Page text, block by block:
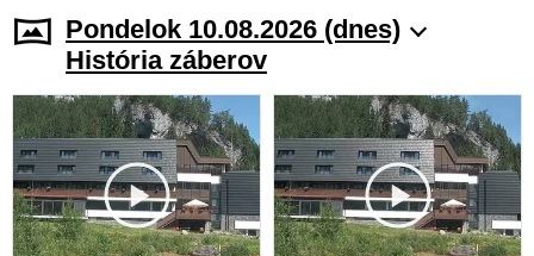
Pondelok 10.08.2026 (dnes)
História záberov